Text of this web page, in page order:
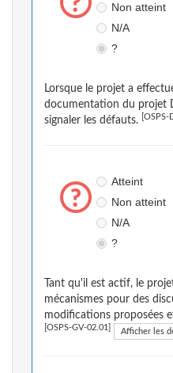
Non atteint
N/A
?
Lorsque le projet a
documentation du projet
signaler les défauts.
[OSPS-
Atteint
Non atteint
N/A
?
Tant qu'il est actif, le
mécanismes pour des
modifications proposées
[OSPS-GV-02.01] Afficher les